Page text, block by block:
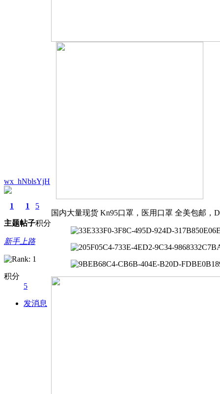
wx_hNblsYjH
1
主题
1
帖子
5
积分
新手上路
积分
5
发消息
国内大量现货 Kn95口罩，医用口罩 全美包邮，